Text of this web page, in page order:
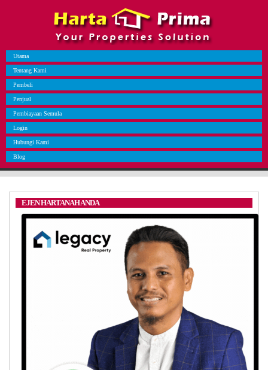
Utama
Tentang Kami
Pembeli
Penjual
Pembiayaan Semula
Login
Hubungi Kami
Blog
EJEN HARTANAH ANDA